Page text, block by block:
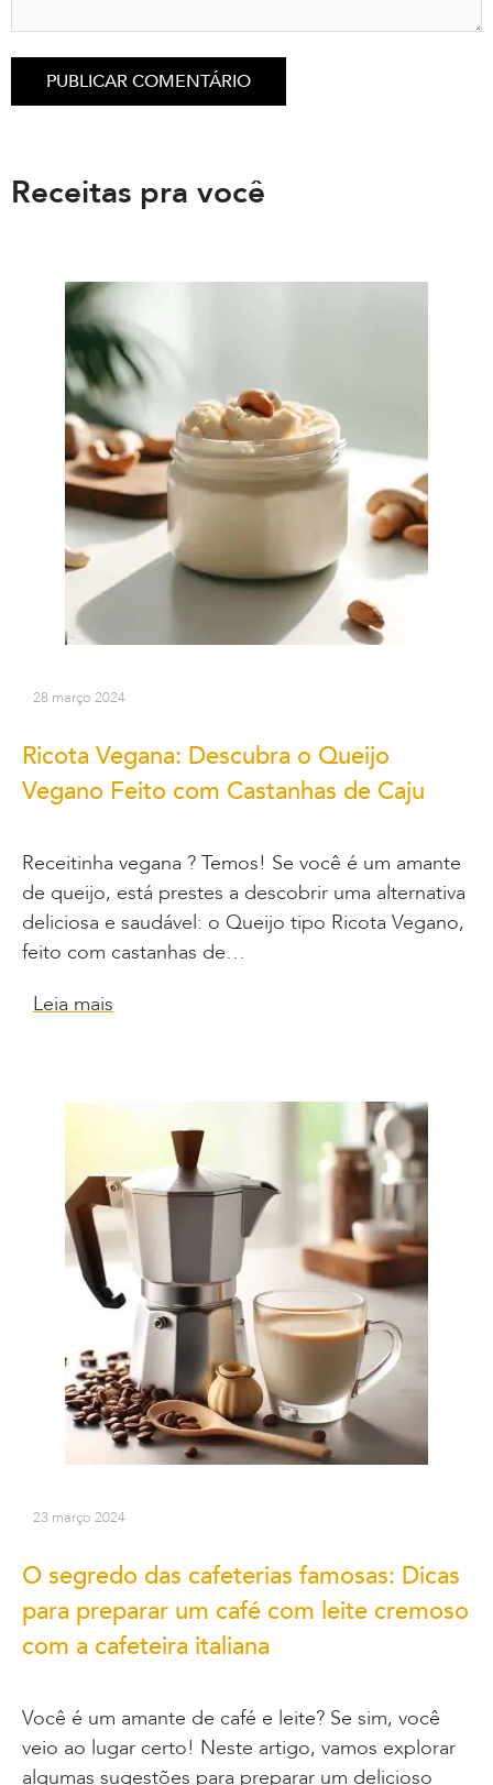
Receitas pra você
28 março 2024
Ricota Vegana: Descubra o Queijo
Vegano Feito com Castanhas de Caju
Receitinha vegana ? Temos! Se você é um amante
de queijo, está prestes a descobrir uma alternativa
deliciosa e saudável: o Queijo tipo Ricota Vegano,
feito com castanhas de…
Leia mais
23 março 2024
O segredo das cafeterias famosas: Dicas
para preparar um café com leite cremoso
com a cafeteira italiana
Você é um amante de café e leite? Se sim, você
veio ao lugar certo! Neste artigo, vamos explorar
algumas sugestões para preparar um delicioso